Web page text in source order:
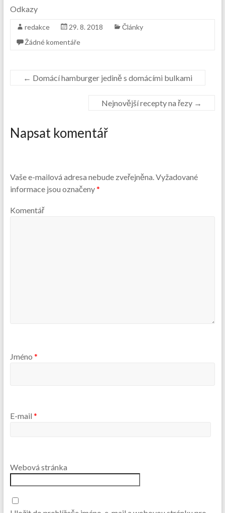
Odkazy
redakce 29. 8. 2018
Články
Žádné komentáře
← Domácí hamburger jedině s domácími bulkami
Nejnovější recepty na řezy →
Napsat komentář
Vaše e-mailová adresa nebude zveřejněna.Vyžadované
informace jsou označeny*
Komentář
Jméno *
E-mail *
Webová stránka